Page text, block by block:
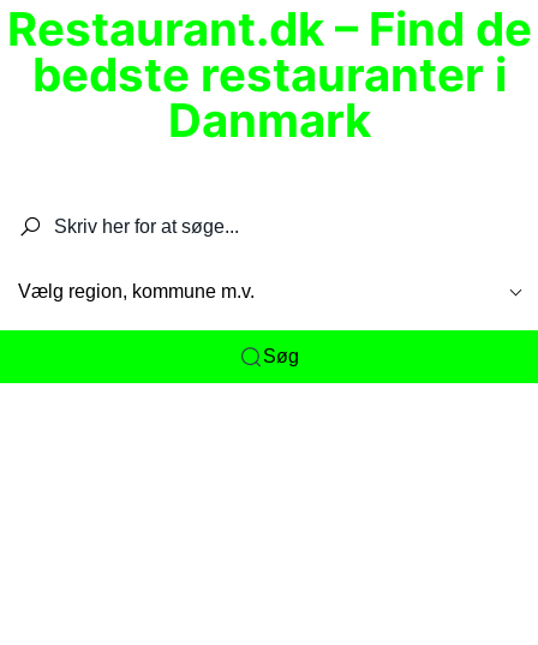
Restaurant.dk – Find de
bedste restauranter i
Danmark
Vælg region, kommune m.v.
Søg